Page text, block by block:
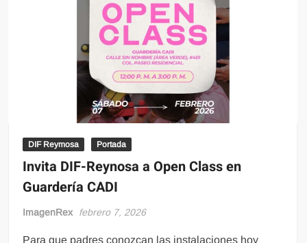
DIF Reymosa Portada
Invita DIF-Reynosa a Open Class en
Guardería CADI
ImagenRex febrero 7, 2026
Para que padres conozcan las instalaciones hoy